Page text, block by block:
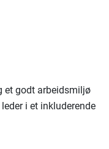
et godt arbeidsmiljø
i et inkluderende